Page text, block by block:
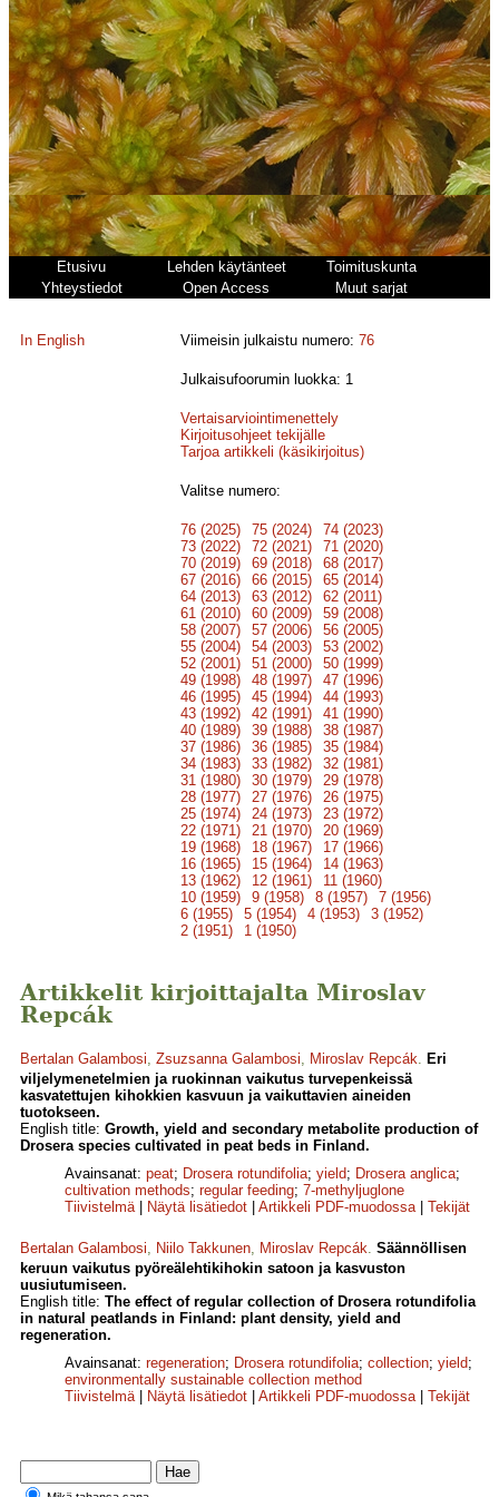
Etusivu Lehden käytänteet
Toimituskunta
Yhteystiedot
Open Access Muut sarjat
In English Viimeisin julkaistu numero:76
Julkaisufoorumin luokka: 1
Vertaisarviointimenettely
Kirjoitusohjeet tekijälle
Tarjoa artikkeli (käsikirjoitus)
Valitse numero:
76 (2025) 75 (2024)
74 (2023)
73 (2022)
72 (2021)
71 (2020)
70 (2019)
69 (2018)
68 (2017)
67 (2016)
66 (2015)
65 (2014)
64 (2013)
63 (2012)
62 (2011)
61 (2010)
60 (2009)
59 (2008)
58 (2007)
57 (2006)
56 (2005)
55 (2004)
54 (2003)
53 (2002)
52 (2001)
51 (2000)
50 (1999)
49 (1998)
48 (1997)
47 (1996)
46 (1995)
45 (1994)
44 (1993)
43 (1992)
42 (1991)
41 (1990)
40 (1989)
39 (1988)
38 (1987)
37 (1986)
36 (1985)
35 (1984)
34 (1983)
33 (1982)
32 (1981)
31 (1980)
30 (1979)
29 (1978)
28 (1977)
27 (1976)
26 (1975)
25 (1974)
24 (1973)
23 (1972)
22 (1971)
21 (1970)
20 (1969)
19 (1968)
18 (1967)
17 (1966)
16 (1965)
15 (1964)
14 (1963)
13 (1962)
12 (1961)
11 (1960)
10 (1959)
9 (1958) 8 (1957)
7 (1956)
6 (1955)
5 (1954) 4 (1953)
3 (1952)
2 (1951)
1 (1950)
Artikkelit kirjoittajalta Miroslav
Repcák
Bertalan Galambosi, Zsuzsanna Galambosi, Miroslav Repcák. Eri
viljelymenetelmien ja ruokinnan vaikutus turvepenkeissä
kasvatettujen kihokkien kasvuun ja vaikuttavien aineiden
tuotokseen.
English title: Growth, yield and secondary metabolite production of
Drosera species cultivated in peat beds in Finland.
Avainsanat: peat; Drosera rotundifolia; yield; Drosera anglica;
cultivation methods; regular feeding; 7-methyljuglone
Tiivistelmä| Näytä lisätiedot Artikkeli PDF-muodossa| Tekijät
Bertalan Galambosi, Niilo Takkunen, Miroslav Repcák. Säännöllisen
keruun vaikutus pyöreälehtikihokin satoon ja kasvuston
uusiutumiseen.
English title: The effect of regular collection of Drosera rotundifolia
in natural peatlands in Finland: plant density, yield and
regeneration.
Avainsanat: regeneration; Drosera rotundifolia; collection; yield;
environmentally sustainable collection method
Tiivistelmä| Näytä lisätiedot Artikkeli PDF-muodossa| Tekijät